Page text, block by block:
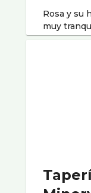
Rosa y su
muy